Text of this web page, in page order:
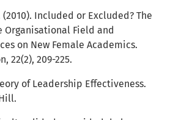
(2010). Included or Excluded? The
Organisational Field and
on New Female Academics.
22(2), 209-225.
of Leadership Effectiveness.